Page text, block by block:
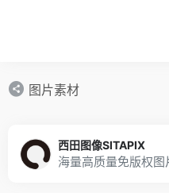
图片素材
西田图像SITAPIX
海量高质量免版权